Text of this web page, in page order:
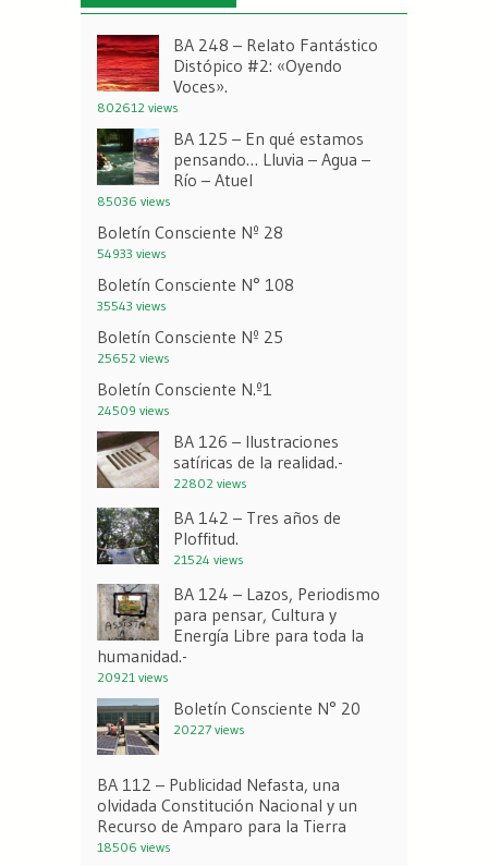
BA 248 – Relato Fantástico
Distópico #2: «Oyendo
Voces».
802612 views
BA 125 – En qué estamos
pensando… Lluvia – Agua –
Río – Atuel
85036 views
Boletín Consciente Nº 28
54933 views
Boletín Consciente N° 108
35543 views
Boletín Consciente Nº 25
25652 views
Boletín Consciente N.º1
24509 views
BA 126 – Ilustraciones
satíricas de la realidad.-
22802 views
BA 142 – Tres años de
Ploffitud.
21524 views
BA 124 – Lazos, Periodismo
para pensar, Cultura y
Energía Libre para toda la
humanidad.-
20921 views
Boletín Consciente N° 20
20227 views
BA 112 – Publicidad Nefasta, una
olvidada Constitución Nacional y un
Recurso de Amparo para la Tierra
18506 views